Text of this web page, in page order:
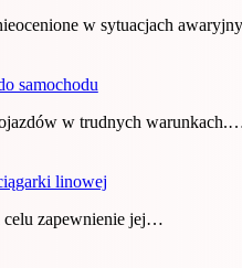
w sytuacjach
samochodu
w trudnych
linowej
celu zapewnienie jej…